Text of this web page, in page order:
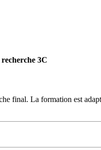
3C
final. La formation est